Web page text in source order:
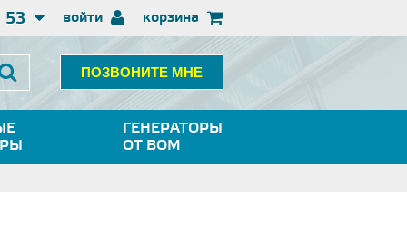
войти
53 корзина
ПОЗВОНИТЕ МНЕ
ГЕНЕРАТОРЫ
ОТ ВОМ